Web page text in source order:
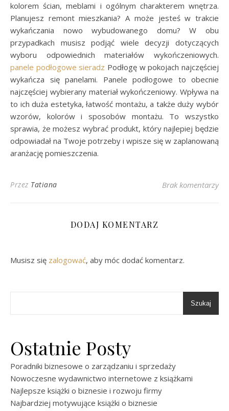
kolorem ścian, meblami i ogólnym charakterem wnętrza.
Planujesz remont mieszkania? A może jesteś w trakcie
wykańczania nowo wybudowanego domu? W obu
przypadkach musisz podjąć wiele decyzji dotyczących
wyboru odpowiednich materiałów wykończeniowych.
panele podłogowe sieradz Podłogę w pokojach najczęściej
wykańcza się panelami. Panele podłogowe to obecnie
najczęściej wybierany materiał wykończeniowy. Wpływa na
to ich duża estetyka, łatwość montażu, a także duży wybór
wzorów, kolorów i sposobów montażu. To wszystko
sprawia, że możesz wybrać produkt, który najlepiej będzie
odpowiadał na Twoje potrzeby i wpisze się w zaplanowaną
aranżację pomieszczenia.
Przez Tatiana Brak komentarzy
DODAJ KOMENTARZ
Musisz się zalogować, aby móc dodać komentarz.
Szukaj
Ostatnie Posty
Poradniki biznesowe o zarządzaniu i sprzedaży
Nowoczesne wydawnictwo internetowe z książkami
Najlepsze książki o biznesie i rozwoju firmy
Najbardziej motywujące książki o biznesie